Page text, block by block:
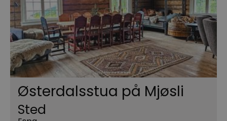
Østerdalsstua på Mjøsli
Sted